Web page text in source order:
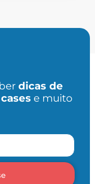
dicas de
e muito